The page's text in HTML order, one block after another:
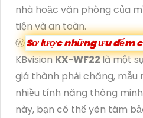
nhà hoặc văn phòng của
tiện và an toàn.
ⓦSơ lược những ưu đểm
KBvisionKX-WF22là một
giá thành phải chăng, mẫu
nhiều tính năng thông
này, bạn có thể yên tâm